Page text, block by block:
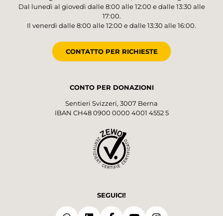
Dal lunedì al giovedì dalle 8:00 alle 12:00 e dalle 13:30 alle
17:00.
Il venerdì dalle 8:00 alle 12:00 e dalle 13:30 alle 16:00.
CONTATTO PER RICHIESTE
CONTO PER DONAZIONI
Sentieri Svizzeri, 3007 Berna
IBAN CH48 0900 0000 4001 4552 5
SEGUICI!